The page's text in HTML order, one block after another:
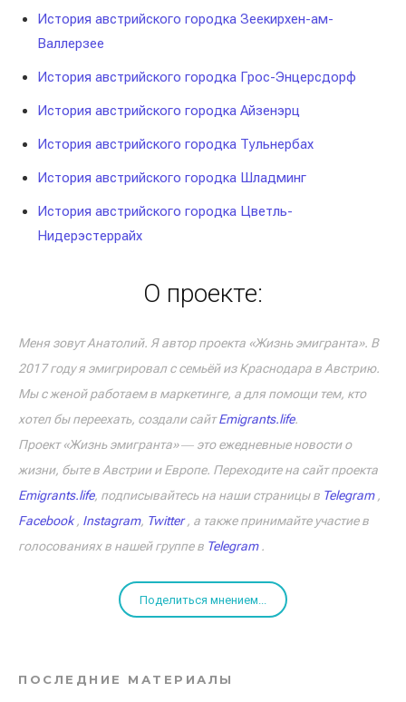
История австрийского городка Зеекирхен-ам-
Валлерзее
История австрийского городка Грос-Энцерсдорф
История австрийского городка Айзенэрц
История австрийского городка Тульнербах
История австрийского городка Шладминг
История австрийского городка Цветль-
Нидерэстеррайх
О проекте:
Меня зовут Анатолий. Я автор проекта «Жизнь эмигранта». В
2017 году я эмигрировал с семьёй из Краснодара в Австрию.
Мы с женой работаем в маркетинге, а для помощи тем, кто
хотел бы переехать, создали сайтEmigrants.life.
Проект «Жизнь эмигранта» ― это ежедневные новости о
жизни, быте в Австрии и Европе. Переходите на сайт проекта
Emigrants.life, подписывайтесь на наши страницы в Telegram,
Facebook, Instagram, Twitter, а также принимайте участие в
голосованиях в нашей группе в Telegram.
Поделиться мнением...
ПОСЛЕДНИЕ МАТЕРИАЛЫ